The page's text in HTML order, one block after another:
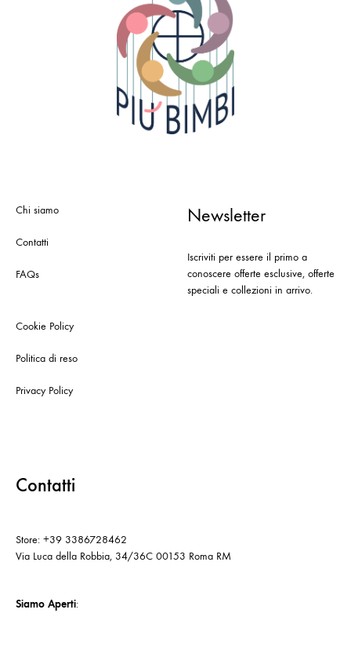
Chi siamo
Contatti
FAQs
Cookie Policy
Politica di reso
Privacy Policy
Newsletter
Iscriviti per essere il primo a
conoscere offerte esclusive, offerte
speciali e collezioni in arrivo.
Contatti
Store: +39 3386728462
Via Luca della Robbia, 34/36C 00153 Roma RM
Siamo Aperti: